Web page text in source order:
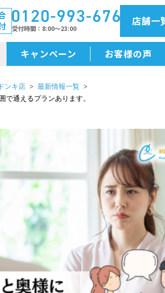
受付時間 8:00～23:00
店舗一
キャンペーン お客様の声
ンキ店
最新情報一覧
で通えるプランあります。